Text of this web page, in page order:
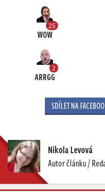
25
WOW
2
ARRGG
SDÍLET NA
Nikola Levová
Autor článku /